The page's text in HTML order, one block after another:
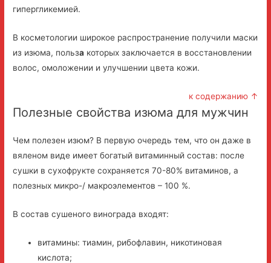
гипергликемией.
В косметологии широкое распространение получили маски
из изюма, польза которых заключается в восстановлении
волос, омоложении и улучшении цвета кожи.
к содержанию ↑
Полезные свойства изюма для мужчин
Чем полезен изюм? В первую очередь тем, что он даже в
вяленом виде имеет богатый витаминный состав: после
сушки в сухофрукте сохраняется 70-80% витаминов, а
полезных микро-/ макроэлементов – 100 %.
В состав сушеного винограда входят:
витамины: тиамин, рибофлавин, никотиновая
кислота;